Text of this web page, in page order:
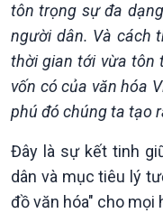
tôn trọng sự đa
người dân. Và cách
thời gian tới vừa tôn
vốn có của văn hóa
phú đó chúng ta tạo
Đây là sự kết tinh
dân và mục tiêu lý
đồ văn hóa" cho mọi